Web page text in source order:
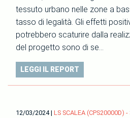
tessuto urbano nelle zone a
tasso di legalità. Gli effetti
potrebbero scaturire dalla
del progetto sono di se…
LEGGI IL REPORT
12/03/2024| LS SCALEA (CPS20000D) -